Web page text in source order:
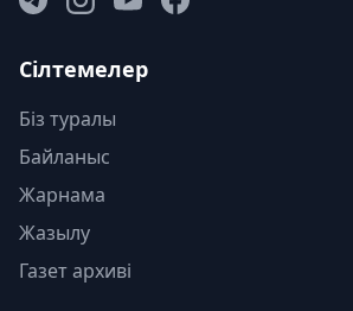
Сілтемелер
Біз туралы
Байланыс
Жарнама
Жазылу
Газет архиві